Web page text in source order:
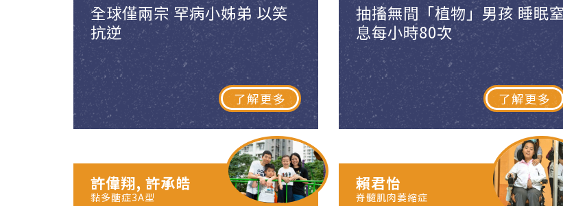
全球僅兩宗 罕病小姊弟 以笑
抗逆
了解更多
抽搐無間「植物」男孩 睡眠窒
息每小時80次
了解更多
許偉翔, 許承皓
黏多醣症3A型
賴君怡
脊髓肌肉萎縮症